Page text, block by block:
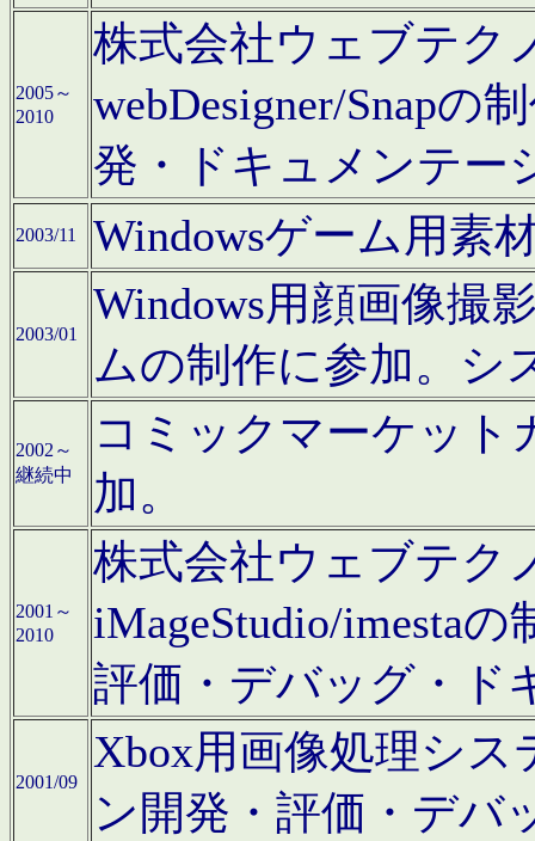
2005～
2010
株式会社ウェブテク
webDesigner/Snapの
発・ドキュメンテー
2003/11 Windowsゲーム用素
2003/01
Windows用顔画像撮
ムの制作に参加。シ
2002～
継続中
コミックマーケット
加。
2001～
2010
株式会社ウェブテク
iMageStudio/imesta
評価・デバッグ・ド
2001/09
Xbox用画像処理シ
ン開発・評価・デバ